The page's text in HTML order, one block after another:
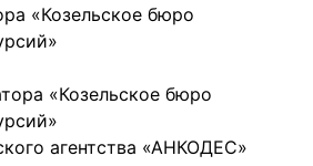
«Козельское бюро
агентства «АНКОДЕС»